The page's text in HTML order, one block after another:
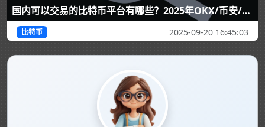
国内可以交易的比特币平台有哪些？2025年OKX/币安/HTX全面评测与选择指南
比特币 2025-09-20 16:45:03